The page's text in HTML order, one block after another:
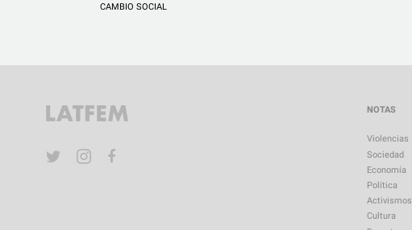
CAMBIO SOCIAL
NOTAS
Violencias
Sociedad
Economía
Política
Activismos
Cultura